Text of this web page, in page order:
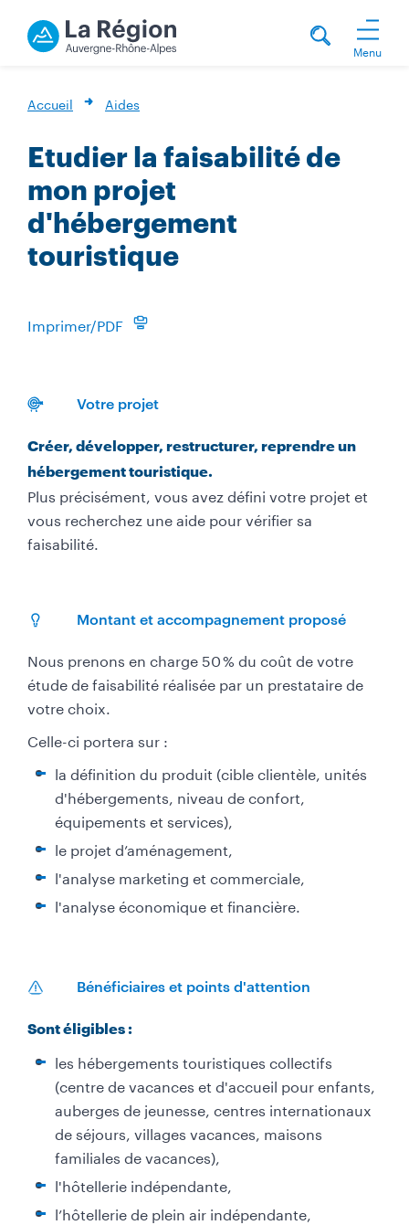
Menu
Accueil Aides
Etudier la faisabilité de
mon projet
d'hébergement
touristique
Imprimer/PDF
Votre projet
Créer, développer, restructurer, reprendre un
hébergement touristique.
Plus précisément, vous avez défini votre projet et
vous recherchez une aide pour vérifier sa
faisabilité.
Montant et accompagnement proposé
Nous prenons en charge 50 % du coût de votre
étude de faisabilité réalisée par un prestataire de
votre choix. ​
Celle-ci portera sur :
la définition du produit (cible clientèle, unités
d'hébergements, niveau de confort,
équipements et services),
le projet d’aménagement,
l'analyse marketing et commerciale,
l'analyse économique et financière.
Bénéficiaires et points d'attention
Sont éligibles :
les hébergements touristiques collectifs
(centre de vacances et d'accueil pour enfants,
auberges de jeunesse, centres internationaux
de séjours, villages vacances, maisons
familiales de vacances),
l'hôtellerie indépendante,
l’hôtellerie de plein air indépendante,